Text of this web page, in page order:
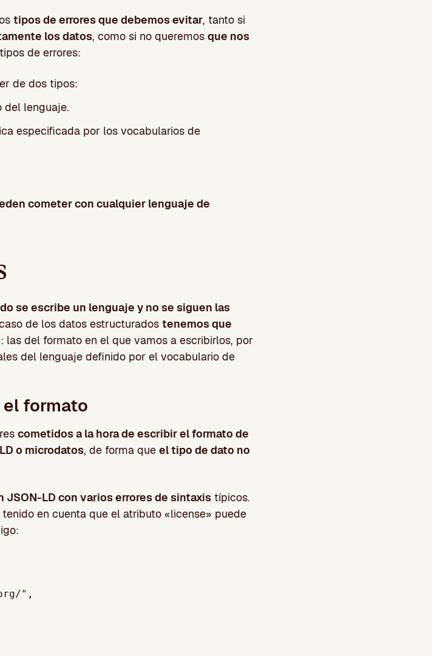
tipos de errores que debemos evitar, tanto si
los datos, como si no queremos que nos
de errores:
de dos tipos:
del lenguaje.
especificada por los vocabularios de
cometer con cualquier lenguaje de
se escribe un lenguaje y no se siguen las
de los datos estructurados tenemos que
: las del formato en el que vamos a escribirlos, por
del lenguaje definido por el vocabulario de
formato
cometidos a la hora de escribir el formato de
o microdatos, de forma que el tipo de dato no
JSON-LD con varios errores de sintaxis típicos.
en cuenta que el atributo «license» puede